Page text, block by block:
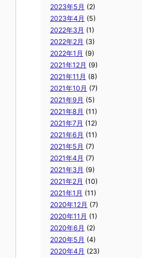
2023年5月 (2)
2023年4月 (5)
2022年3月 (1)
2022年2月 (3)
2022年1月 (9)
2021年12月 (9)
2021年11月 (8)
2021年10月 (7)
2021年9月 (5)
2021年8月 (11)
2021年7月 (12)
2021年6月 (11)
2021年5月 (7)
2021年4月 (7)
2021年3月 (9)
2021年2月 (10)
2021年1月 (11)
2020年12月 (7)
2020年11月 (1)
2020年6月 (2)
2020年5月 (4)
2020年4月 (23)